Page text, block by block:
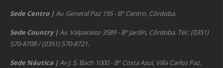
Sede Centro |Av. General Paz 195 - Bº Centro, Córdoba.
Sede Country |Av. Valparaíso 3589 - Bº Jardín, Córdoba. Tel.: (0351)
570-8708 / (0351) 570-8721.
Sede Náutica |Av J. S. Bach 1000 - Bº Costa Azul, Villa Carlos Paz.